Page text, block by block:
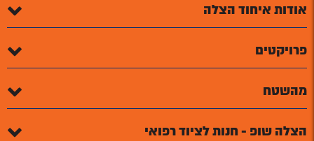
אודות איחוד הצלה
פרויקטים
מהשטח
הצלה שופ - חנות לציוד רפואי